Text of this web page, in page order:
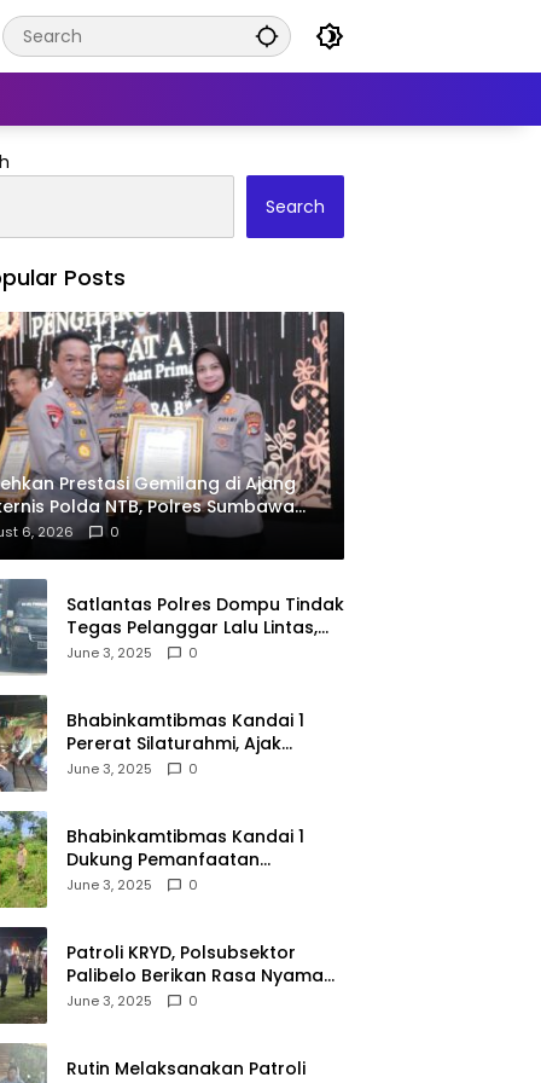
Search
Posts
Prestasi Gemilang di Ajang
Polda NTB, Polres Sumbawa
Penghargaan Pelayanan Prima
6, 2026 0
Satlantas Polres Dompu Tindak
Tegas Pelanggar Lalu Lintas,
Mobil Bodong, dan Kendaraan
June 3, 2025 0
Bhabinkamtibmas Kandai 1
Pererat Silaturahmi, Ajak
Warga Jaga Keamanan
June 3, 2025 0
Bhabinkamtibmas Kandai 1
Dukung Pemanfaatan
Pekarangan untuk Ketahanan
June 3, 2025 0
Patroli KRYD, Polsubsektor
Palibelo Berikan Rasa Nyaman
Bagi Masyarakat dan
June 3, 2025 0
Rutin Melaksanakan Patroli